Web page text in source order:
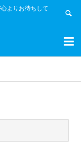
よりお待ちして

